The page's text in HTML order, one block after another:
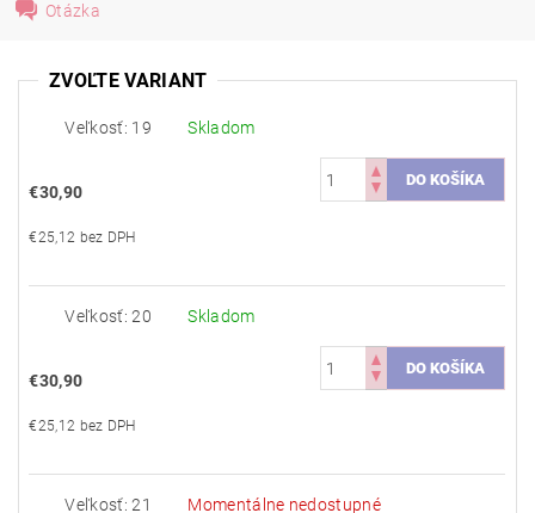
Otázka
ZVOĽTE VARIANT
Veľkosť: 19 Skladom
€30,90
€25,12 bez DPH
Veľkosť: 20 Skladom
€30,90
€25,12 bez DPH
Veľkosť: 21 Momentálne nedostupné